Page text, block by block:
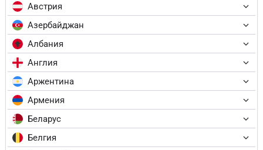
Австрия
Азербайджан
Албания
Англия
Аржентина
Армения
Беларус
Белгия